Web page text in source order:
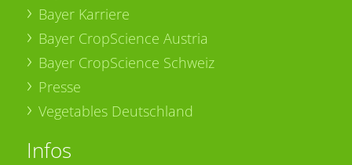
Bayer Karriere
Bayer CropScience Austria
Bayer CropScience Schweiz
Presse
Vegetables Deutschland
Infos